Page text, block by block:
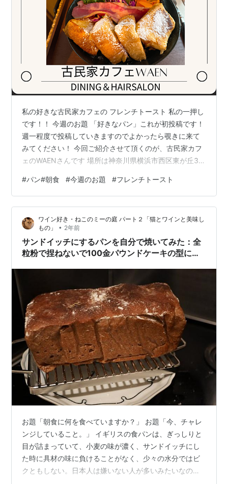
私の好きな古民家カフェの フレンチトースト 私の一押し
です！！ 今週のお題 「好きなパン」これが初投稿です！
週一程度で投稿していきますのでよかったら覗きに来て
みてください！ 今回ご紹介させて頂くのが、古民家カフ
ェのWAENさんです 場所は神奈川県横浜市西区東が丘38
の距離ですが山の上の為階段が多いところだけ少し大変
ですね。 階段を登って行くと周りが住宅街になってます
初めて来たときは本当にカフェがあるのかって感じでし
たｗ 個人的にこの席が一番落ち着きますｗ 実際にお店に
入ると古民家と名前に付いてるだけあって和風の作りに
なってました。 席は店…
#パン#朝食 #今週のお題 #フレンチトースト
ワイン好き・ねこのミーの庭 パート２「猫とワインと美味し
もの」
• 2年前
サンドイッチにするパンを自分で焼いてみた：全
粒粉で捏ねないで100金パウンドケーキの型に入
お題「朝食に何を食べていますか？」 お題「今、チャレ
ンジしていること。」 イギリスの食パンは、ぎっしりと
目が詰まっていて、小麦の味が濃く、サンドイッチにし
た時に具材の味に負けることがなく、少々の水分ではビ
クともしない。日本人は嫌いない人が多いみたいなのだ